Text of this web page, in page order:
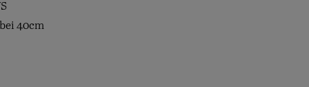
40cm